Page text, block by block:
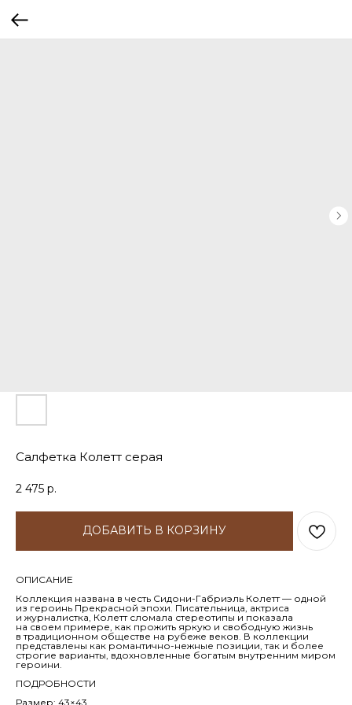
Салфетка Колетт серая
2 475 р.
ДОБАВИТЬ В КОРЗИНУ
ОПИСАНИЕ
Коллекция названа в честь Сидони-Габриэль Колетт — одной
из героинь Прекрасной эпохи. Писательница, актриса
и журналистка, Колетт сломала стереотипы и показала
на своем примере, как прожить яркую и свободную жизнь
в традиционном обществе на рубеже веков. В коллекции
представлены как романтично-нежные позиции, так и более
строгие варианты, вдохновленные богатым внутренним миром
героини.
ПОДРОБНОСТИ
Размер: 43×43